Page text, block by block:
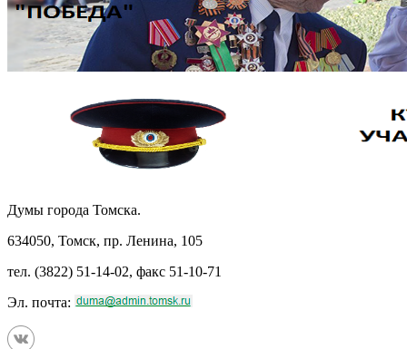
Думы города Томска.
634050, Томск, пр. Ленина, 105
тел. (3822) 51-14-02, факс 51-10-71
Эл. почта: